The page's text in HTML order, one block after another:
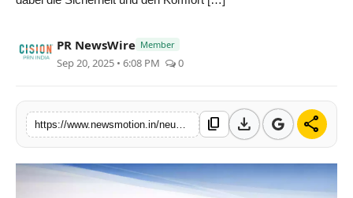
Lifestyle
PR Spot
PR NewsWire Member
Sep 20, 2025 • 6:08 PM 0
content_copy download share